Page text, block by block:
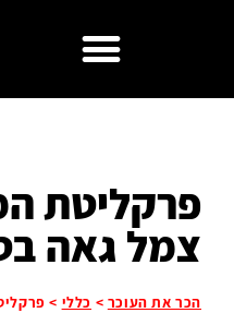
פרקליטת
צמל גאה
הכר את העוכר > כללי >